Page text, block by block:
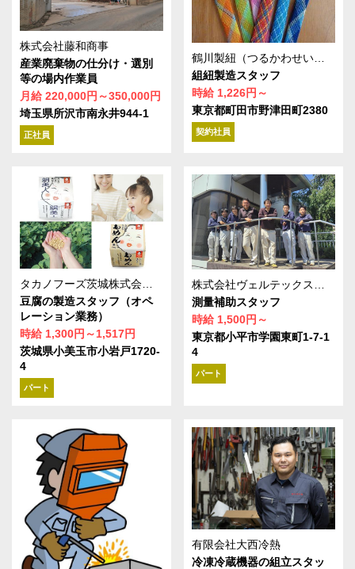
株式会社藤和商事
産業廃棄物の仕分け・選別
等の場内作業員
月給 220,000円～350,000円
埼玉県所沢市南永井944-1
正社員
組紐製造スタッフ
時給 1,226円～
東京都町田市野津田町2380
契約社員
豆腐の製造スタッフ（オペ
レーション業務）
時給 1,300円～1,517円
茨城県小美玉市小岩戸1720-
4
パート
測量補助スタッフ
時給 1,500円～
東京都小平市学園東町1-7-1
4
パート
有限会社大西冷熱
冷凍冷蔵機器の組立スタッ